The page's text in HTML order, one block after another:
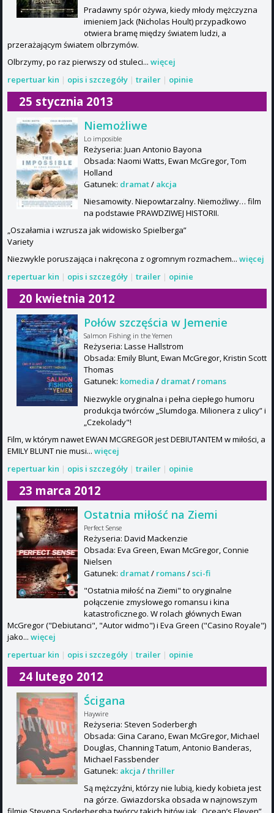
Pradawny spór ożywa, kiedy młody mężczyzna
imieniem Jack (Nicholas Hoult) przypadkowo
otwiera bramę między światem ludzi, a
przerażającym światem olbrzymów.
Olbrzymy, po raz pierwszy od stuleci... więcej
repertuar kin | opis i szczegóły | trailer | opinie
25 stycznia 2013
Niemożliwe
Lo imposible
Reżyseria: Juan Antonio Bayona
Obsada: Naomi Watts, Ewan McGregor, Tom
Holland
Gatunek: dramat/ akcja
Niesamowity. Niepowtarzalny. Niemożliwy… film
na podstawie PRAWDZIWEJ HISTORII.
„Oszałamia i wzrusza jak widowisko Spielberga”
Variety
Niezwykle poruszająca i nakręcona z ogromnym rozmachem... więcej
repertuar kin | opis i szczegóły | trailer | opinie
20 kwietnia 2012
Połów szczęścia w Jemenie
Salmon Fishing in the Yemen
Reżyseria: Lasse Hallstrom
Obsada: Emily Blunt, Ewan McGregor, Kristin Scott
Thomas
Gatunek: komedia / dramat/ romans
Niezwykle oryginalna i pełna ciepłego humoru
produkcja twórców „Slumdoga. Milionera z ulicy” i
„Czekolady"!
Film, w którym nawet EWAN MCGREGOR jest DEBIUTANTEM w miłości, a
EMILY BLUNT nie musi... więcej
repertuar kin | opis i szczegóły | trailer | opinie
23 marca 2012
Ostatnia miłość na Ziemi
Perfect Sense
Reżyseria: David Mackenzie
Obsada: Eva Green, Ewan McGregor, Connie
Nielsen
Gatunek: dramat/ romans/sci-fi
"Ostatnia miłość na Ziemi" to oryginalne
połączenie zmysłowego romansu i kina
katastroficznego. W rolach głównych Ewan
McGregor ("Debiutanci", "Autor widmo") i Eva Green ("Casino Royale")
jako... więcej
repertuar kin | opis i szczegóły | trailer | opinie
24 lutego 2012
Ścigana
Haywire
Reżyseria: Steven Soderbergh
Obsada: Gina Carano, Ewan McGregor, Michael
Douglas, Channing Tatum, Antonio Banderas,
Michael Fassbender
Gatunek: akcja /thriller
Są mężczyźni, którzy nie lubią, kiedy kobieta jest
na górze. Gwiazdorska obsada w najnowszym